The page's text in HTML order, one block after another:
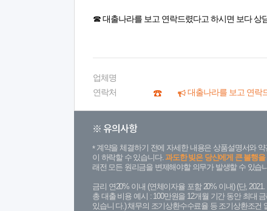
☎ 대출나라를 보고 연락드렸다고 하시면 보다 상
업체명
연락처
대출나라를 보고 연락
※ 유의사항
계약을 체결하기 전에 자세한 내용은 상품설명서와
이 하락할 수 있습니다.과도한 빚은 당신에게 큰 불행
래전 모든 원리금을 변제해야할 의무가 발생할 수 있습
금리 연20% 이내 (연체이자율 포함 20% 이내) (단,
총 대출 비용 예시 : 100만원을 12개월 기간 동안 최대
있습니 다.) 채무의 조기상환수수료율 등 조기상환조건